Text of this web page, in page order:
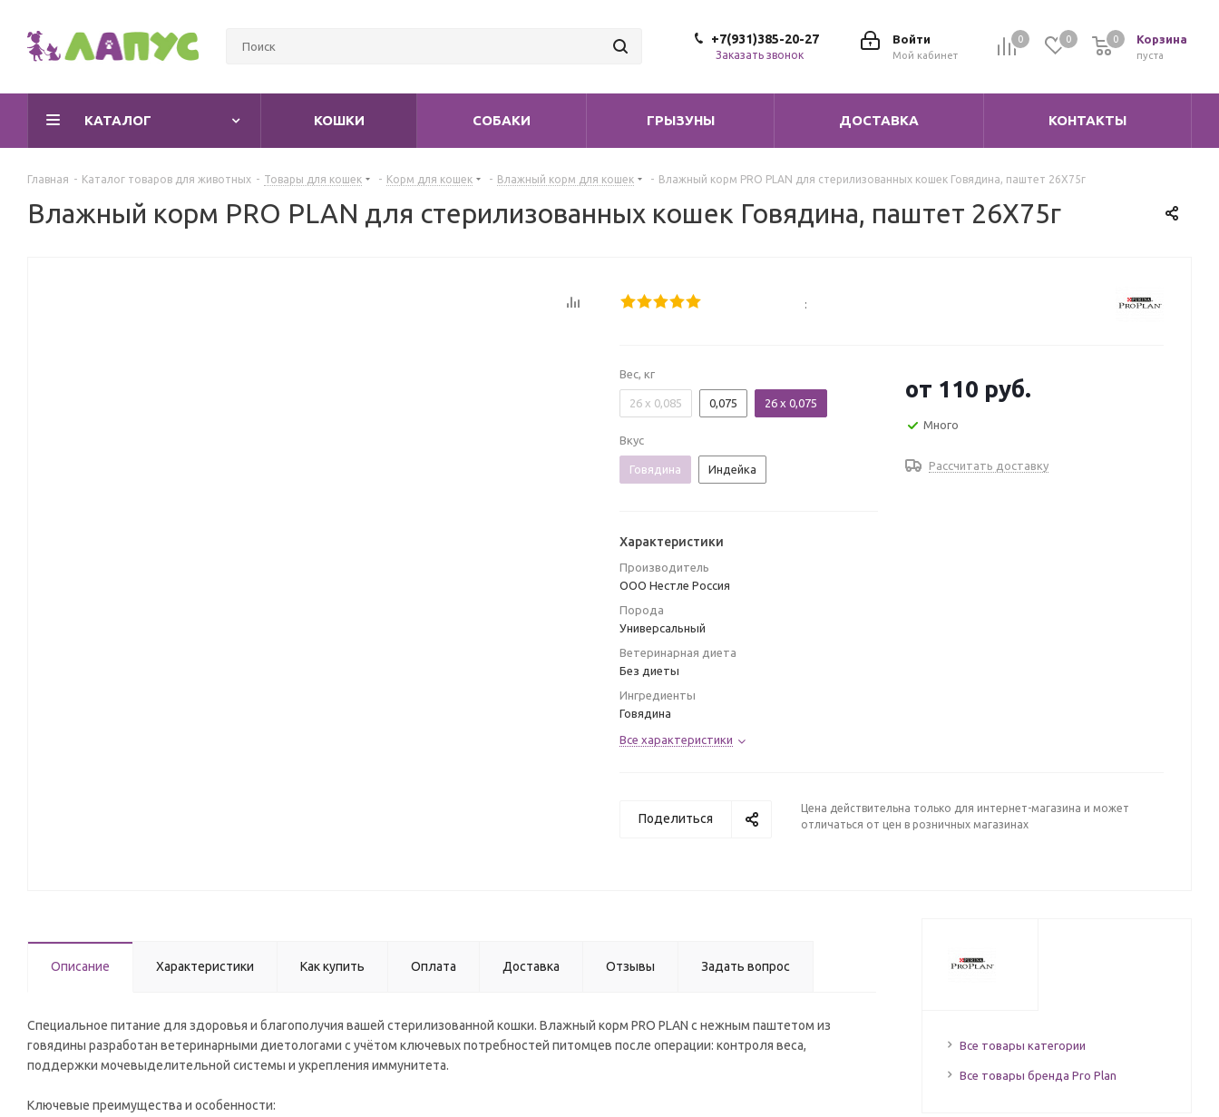
0 0 Корзина
0
пуста
0
Войти
Мой кабинет
+7(931)385-20-27
Заказать звонок
КАТАЛОГ КОШКИ СОБАКИ ГРЫЗУНЫ ДОСТАВКА КОНТАКТЫ
Главная - Каталог товаров для животных - Товары для кошек - Корм для кошек - Влажный корм для кошек - Влажный корм PRO PLAN для стерилизованных кошек Говядина, паштет 26X75г
Влажный корм PRO PLAN для стерилизованных кошек Говядина, паштет 26X75г
:
Вес, кг
26 x 0,085 0,075 26 x 0,075
Вкус
Говядина Индейка
Характеристики
Производитель
ООО Нестле Россия
Порода
Универсальный
Ветеринарная диета
Без диеты
Ингредиенты
Говядина
Все характеристики
от 110 руб.
Много
Рассчитать доставку
Поделиться
Цена действительна только для интернет-магазина и может
отличаться от цен в розничных магазинах
Описание Характеристики Как купить Оплата Доставка Отзывы Задать вопрос
Специальное питание для здоровья и благополучия вашей стерилизованной кошки. Влажный корм PRO PLAN с нежным паштетом из
говядины разработан ветеринарными диетологами с учётом ключевых потребностей питомцев после операции: контроля веса,
поддержки мочевыделительной системы и укрепления иммунитета.
Ключевые преимущества и особенности:
Все товары категории
Все товары бренда Pro Plan